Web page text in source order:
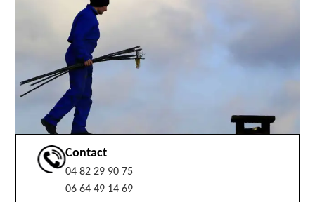
Contact
04 82 29 90 75
06 64 49 14 69